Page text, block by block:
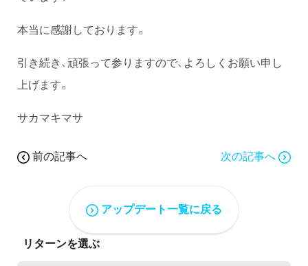
本当に感謝しております。
引き続き、頑張って参りますので、よろしくお願い申し
上げます。
サカマキマサ
前の記事へ 次の記事へ
アップデート一覧に戻る
リターンを選ぶ